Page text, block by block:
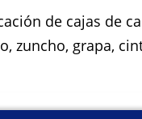
de cajas de
zuncho, grapa,